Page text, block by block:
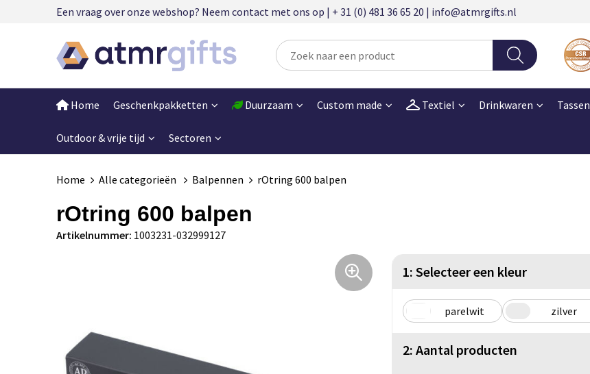
Een vraag over onze webshop? Neem contact met ons op | + 31 (0) 481 36 65 20 | info@atmrgifts.nl
Home Geschenkpakketten Duurzaam Custom made Textiel Drinkwaren Tassen
Outdoor & vrije tijd Sectoren
Home Alle categorieën Balpennen rOtring 600 balpen
rOtring 600 balpen
Artikelnummer: 1003231-032999127
1: Selecteer een kleur
parelwit zilver
2: Aantal producten